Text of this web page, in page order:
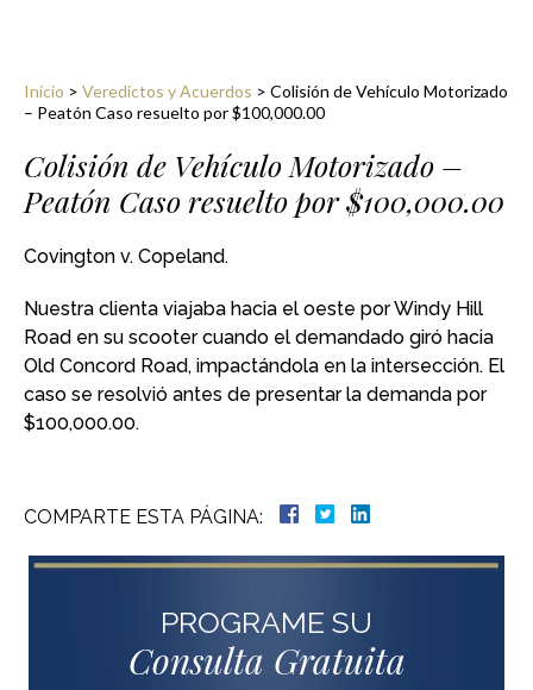
Inicio > Veredictos y Acuerdos > Colisión de Vehículo Motorizado
– Peatón Caso resuelto por $100,000.00
Colisión de Vehículo Motorizado –
Peatón Caso resuelto por $100,000.00
Covington v. Copeland.
Nuestra clienta viajaba hacia el oeste por Windy Hill
Road en su scooter cuando el demandado giró hacia
Old Concord Road, impactándola en la intersección. El
caso se resolvió antes de presentar la demanda por
$100,000.00.
COMPARTE ESTA PÁGINA:
PROGRAME SU
Consulta Gratuita